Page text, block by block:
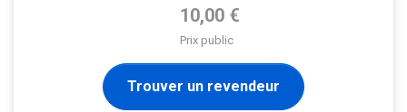
Prix de base
10,00 €
Prix public
Trouver un revendeur